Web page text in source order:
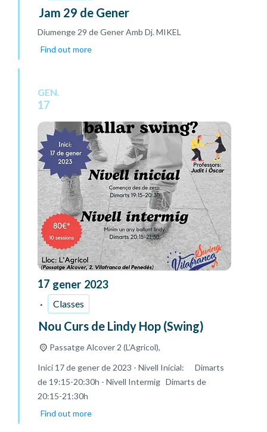
Jam 29 de Gener
Diumenge 29 de Gener Amb Dj. MIKEL
Find out more
GEN.
17
17 gener 2023
Classes
Nou Curs de Lindy Hop (Swing)
Passatge Alcover 2 (L’Agricol),
Inici 17 de gener de 2023 - Nivell Inicial: Dimarts
de 19:15-20:30h - Nivell Intermig Dimarts de
20:15-21:30h
Find out more